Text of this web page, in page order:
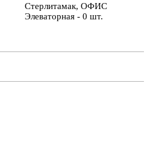
Стерлитамак, ОФИС
Элеваторная - 0 шт.